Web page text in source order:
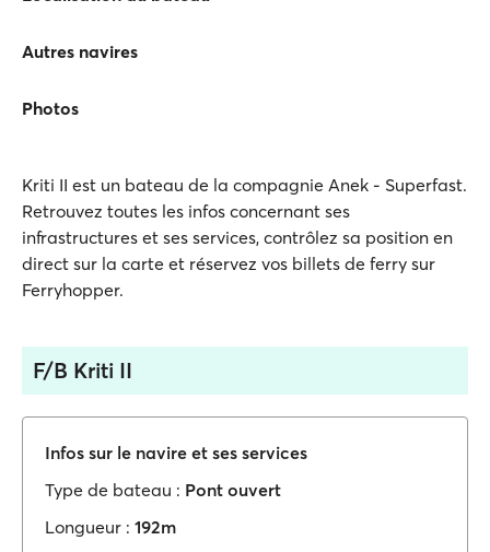
Autres navires
Photos
Kriti II est un bateau de la compagnie Anek - Superfast.
Retrouvez toutes les infos concernant ses
infrastructures et ses services, contrôlez sa position en
direct sur la carte et réservez vos billets de ferry sur
Ferryhopper.
F/B Kriti II
Infos sur le navire et ses services
Type de bateau : Pont ouvert
Longueur : 192m